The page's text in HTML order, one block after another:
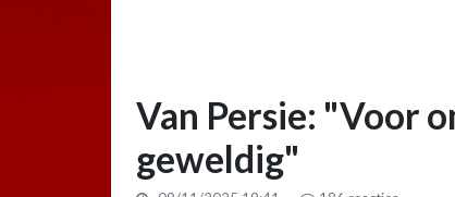
Van Persie: "Voor
geweldig"